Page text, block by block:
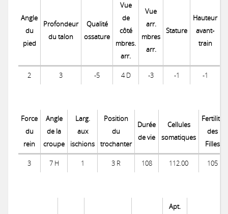
Angle
du
pied
Profondeur
du talon
Qualité
ossature
Vue
de
côté
mbres.
arr.
Vue
arr.
mbres
arr.
Stature
Hauteur
avant-
train
2 3 -5 4 D -3 -1 -1
Force
du
rein
Angle
de la
croupe
Larg.
aux
ischions
Position
du
trochanter
Durée
de vie
Cellules
somatiques
Fertilité
des
Filles
3 7 H 1 3 R 108 112.00 105
Apt.